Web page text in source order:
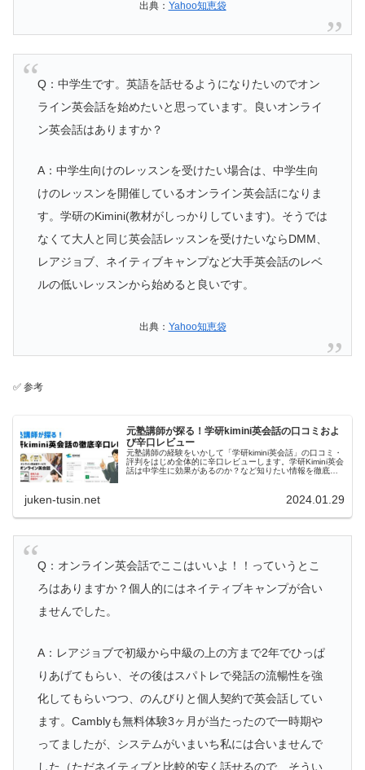
出典： Yahoo知恵袋
Q：中学生です。英語を話せるようになりたいのでオン
ライン英会話を始めたいと思っています。良いオンライ
ン英会話はありますか？
A：中学生向けのレッスンを受けたい場合は、中学生向
けのレッスンを開催しているオンライン英会話になりま
す。学研のKimini(教材がしっかりしています)。そうでは
なくて大人と同じ英会話レッスンを受けたいならDMM、
レアジョブ、ネイティブキャンプなど大手英会話のレベ
ルの低いレッスンから始めると良いです。
出典： Yahoo知恵袋
✅ 参考
元塾講師が探る！学研kimini英会話の口コミおよ
び辛口レビュー
元塾講師の経験をいかして「学研kimini英会話」の口コミ・
評判をはじめ全体的に辛口レビューします。学研Kimini英会
話は中学生に効果があるのか？など知りたい情報を徹底調
juken-tusin.net 2024.01.29
Q：オンライン英会話でここはいいよ！！っていうとこ
ろはありますか？個人的にはネイティブキャンプが合い
ませんでした。
A：レアジョブで初級から中級の上の方まで2年でひっぱ
りあげてもらい、その後はスパトレで発話の流暢性を強
化してもらいつつ、のんびりと個人契約で英会話してい
ます。Camblyも無料体験3ヶ月が当たったので一時期や
ってましたが、システムがいまいち私には合いませんで
した（ただネイティブと比較的安く話せるので、そうい